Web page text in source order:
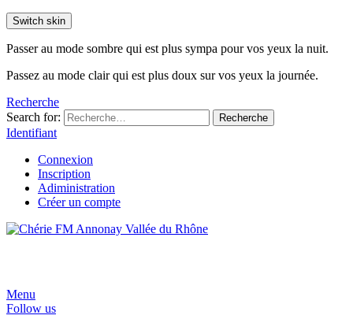
Switch skin
Passer au mode sombre qui est plus sympa pour vos yeux la nuit.
Passez au mode clair qui est plus doux sur vos yeux la journée.
Recherche
Search for:
Recherche
Identifiant
Connexion
Inscription
Adiministration
Créer un compte
Menu
Follow us